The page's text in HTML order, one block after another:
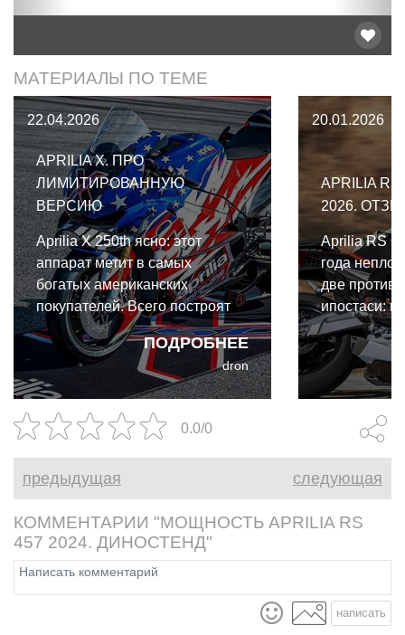
МАТЕРИАЛЫ ПО ТЕМЕ
22.04.2026
APRILIA X. ПРО
ЛИМИТИРОВАННУЮ
ВЕРСИЮ
ПОДРОБНЕЕ
Aprilia X 250th ясно: этот
аппарат метит в самых
богатых американских
покупателей. Всего построят
30 экземпляров, и 25 из них
отправятся прямо в Штаты.
dron
20.01.2026
APRILIA RS
2026.
Aprilia RS
года
две
ипостаси:
выпуска
году этот
расширил
класса, и
традицию.
0.0/0
предыдущая следующая
КОММЕНТАРИИ "МОЩНОСТЬ APRILIA RS
457 2024. ДИНОСТЕНД"
написать